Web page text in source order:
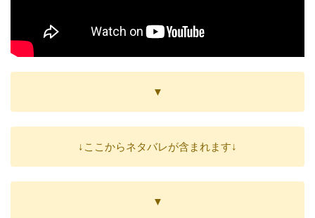
▼
↓ここからネタバレが含まれます↓
▼